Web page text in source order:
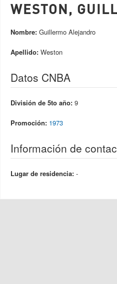
WESTON,
Nombre: Guillermo Alejandro
Apellido: Weston
Datos CNBA
División de 5to año: 9
Promoción: 1973
Información de
Lugar de residencia: -